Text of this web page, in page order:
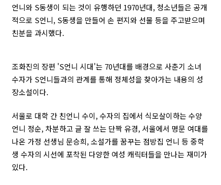
언니와 S동생이 되는 것이 유행하던 1970년대, 청소년들은 공개
적으로 S언니, S동생을 만들어 손 편지와 선물 등을 주고받으며
친분을 과시했다.
조화진의 장편 'S언니 시대'는 70년대를 배경으로 사춘기 소녀
수자가 S언니들과의 관계를 통해 정체성을 찾아가는 내용의 성
장소설이다.
서울로 대학 간 친언니 수이, 수자의 집에서 식모살이하는 수양
언니 정순, 차분하고 글 잘 쓰는 단짝 유경, 서울에서 명문 여대를
나온 가정 선생님 문승희, 소설가를 꿈꾸는 점방집 언니 등 중학
생 수자의 시선에 포착된 다양한 여성 캐릭터들을 만나는 재미가
있다.